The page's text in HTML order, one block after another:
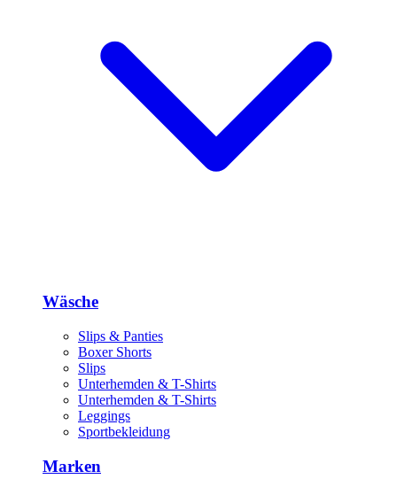
Wäsche
Slips & Panties
Boxer Shorts
Slips
Unterhemden & T-Shirts
Unterhemden & T-Shirts
Leggings
Sportbekleidung
Marken